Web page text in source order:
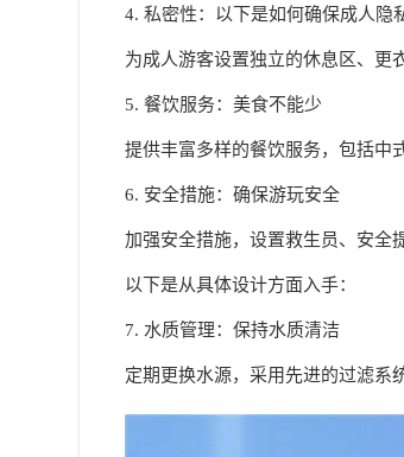
4. 私密性：以下是如何确保成人隐
为成人游客设置独立的休息区、更
5. 餐饮服务：美食不能少
提供丰富多样的餐饮服务，包括中
6. 安全措施：确保游玩安全
加强安全措施，设置救生员、安全
以下是从具体设计方面入手：
7. 水质管理：保持水质清洁
定期更换水源，采用先进的过滤系